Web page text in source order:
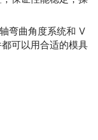
弯曲角度系统和 V
可以用合适的模具